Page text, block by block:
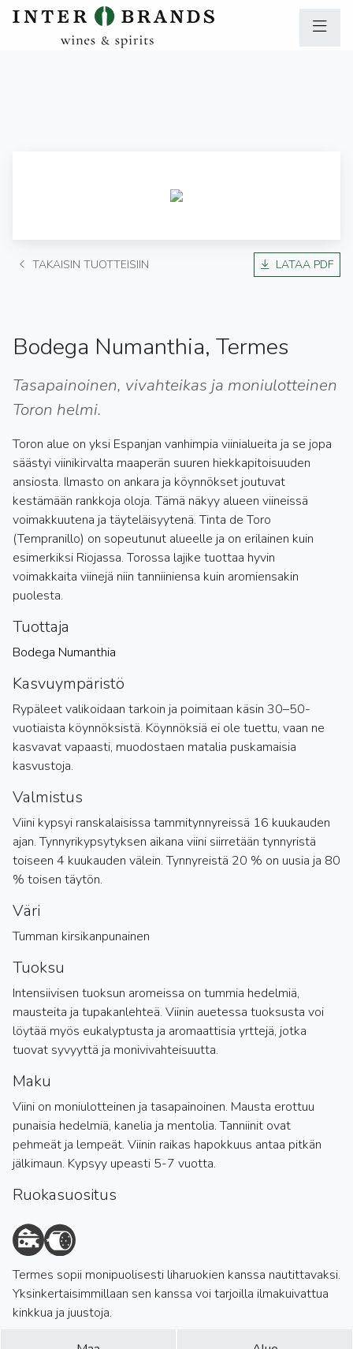
TAKAISIN TUOTTEISIIN LATAA PDF
Bodega Numanthia, Termes
Tasapainoinen, vivahteikas ja moniulotteinen
Toron helmi.
Toron alue on yksi Espanjan vanhimpia viinialueita ja se jopa
säästyi viinikirvalta maaperän suuren hiekkapitoisuuden
ansiosta. Ilmasto on ankara ja köynnökset joutuvat
kestämään rankkoja oloja. Tämä näkyy alueen viineissä
voimakkuutena ja täyteläisyytenä. Tinta de Toro
(Tempranillo) on sopeutunut alueelle ja on erilainen kuin
esimerkiksi Riojassa. Torossa lajike tuottaa hyvin
voimakkaita viinejä niin tanniiniensa kuin aromiensakin
puolesta.
Tuottaja
Bodega Numanthia
Kasvuympäristö
Rypäleet valikoidaan tarkoin ja poimitaan käsin 30–50-
vuotiaista köynnöksistä. Köynnöksiä ei ole tuettu, vaan ne
kasvavat vapaasti, muodostaen matalia puskamaisia
kasvustoja.
Valmistus
Viini kypsyi ranskalaisissa tammitynnyreissä 16 kuukauden
ajan. Tynnyrikypsytyksen aikana viini siirretään tynnyristä
toiseen 4 kuukauden välein. Tynnyreistä 20 % on uusia ja 80
% toisen täytön.
Väri
Tumman kirsikanpunainen
Tuoksu
Intensiivisen tuoksun aromeissa on tummia hedelmiä,
mausteita ja tupakanlehteä. Viinin auetessa tuoksusta voi
löytää myös eukalyptusta ja aromaattisia yrttejä, jotka
tuovat syvyyttä ja monivivahteisuutta.
Maku
Viini on moniulotteinen ja tasapainoinen. Mausta erottuu
punaisia hedelmiä, kanelia ja mentolia. Tanniinit ovat
pehmeät ja lempeät. Viinin raikas hapokkuus antaa pitkän
jälkimaun. Kypsyy upeasti 5-7 vuotta.
Ruokasuositus
Termes sopii monipuolisesti liharuokien kanssa nautittavaksi.
Yksinkertaisimmillaan sen kanssa voi tarjoilla ilmakuivattua
kinkkua ja juustoja.